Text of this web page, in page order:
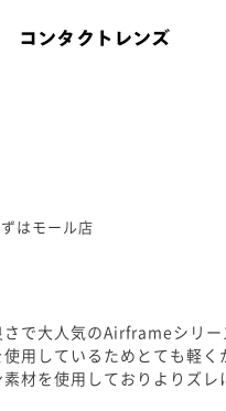
コンタクトレンズ
はモール店
さで大人気のAirframeシリ
用しているためとても軽
材を使用しておりよりズレ